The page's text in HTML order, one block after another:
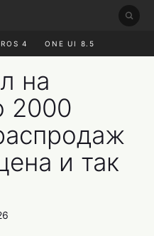
4 ONE UI 8.5
на
2000
и так